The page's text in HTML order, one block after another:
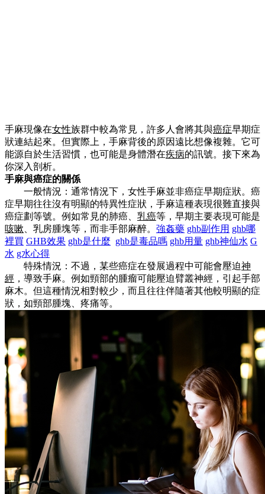
手麻現像在女性族群中較為常見，許多人會將其與癌症早期症
狀連結起來。但實際上，手麻背後的原因遠比想像複雜。它可
能源自於生活習慣，也可能是身體潛在疾病的訊號。接下來為
你深入剖析。
手麻與癌症的關係
一般情況：通常情況下，女性手麻並非癌症早期症狀。癌
症早期往往沒有明顯的特異性症狀，手麻這種表現很難直接與
癌症劃等號。例如常見的肺癌、 乳癌等，早期主要表現可能是
咳嗽 、乳房腫塊等，而非手部麻醉。 強姦藥 ghb副作用 ghb哪
裡買 GHB效果 ghb是什麼 ghb是毒品嗎 ghb用量 ghb神仙水 G
水 g水心得
特殊情況：不過，某些癌症在發展過程中可能會壓迫神
經 ，導致手麻。例如頸部的腫瘤可能壓迫臂叢神經，引起手部
麻木。但這種情況相對較少，而且往往伴隨著其他較明顯的症
狀，如頸部腫塊、疼痛等。